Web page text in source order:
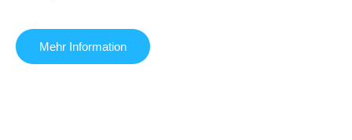
Mehr Information